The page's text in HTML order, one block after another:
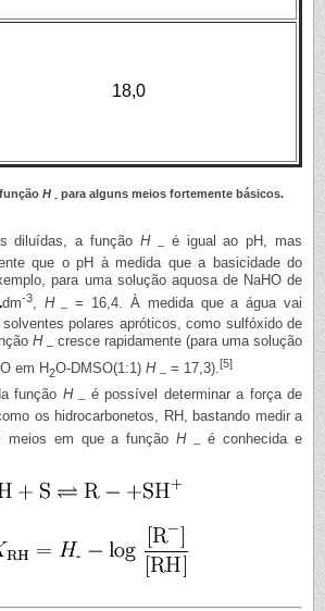
18,0
H - para alguns meios fortemente básicos.
diluídas, a função H – é igual ao pH, mas
que o pH à medida que a basicidade do
para uma solução aquosa de NaHO de
dm-3, H – = 16,4. À medida que a água vai
polares apróticos, como sulfóxido de
H – cresce rapidamente (para uma solução
em H2O-DMSO(1:1) H – = 17,3).[5]
função H – é possível determinar a força de
os hidrocarbonetos, RH, bastando medir a
meios em que a funçãoH – é conhecida e